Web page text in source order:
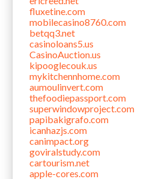
fluxetine.com
mobilecasino8760.com
betqq3.net
casinoloans5.us
CasinoAuction.us
kipooglecouk.us
mykitchennhome.com
aumoulinvert.com
thefoodiepassport.com
superwindowproject.com
papibakigrafo.com
icanhazjs.com
canimpact.org
goviralstudy.com
cartourism.net
apple-cores.com